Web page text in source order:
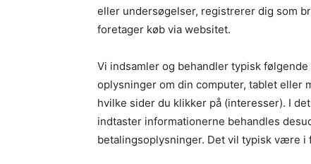
eller undersøgelser, registrerer dig som
foretager køb via websitet.
Vi indsamler og behandler typisk
oplysninger om din computer, tablet eller
hvilke sider du klikker på (interesser). I
indtaster informationerne behandles
betalingsoplysninger. Det vil typisk være